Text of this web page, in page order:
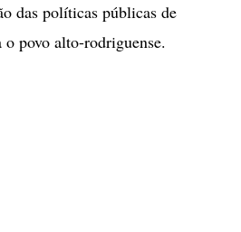
das políticas públicas de
povo alto-rodriguense.